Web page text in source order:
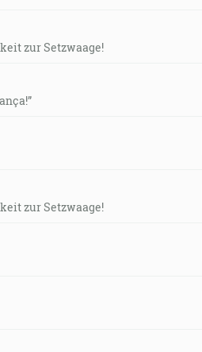
zur Setzwaage!
zur Setzwaage!